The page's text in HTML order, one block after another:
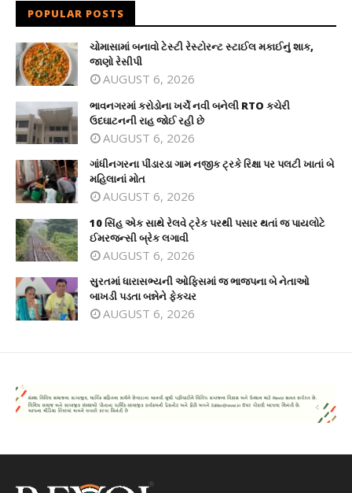
POPULAR POSTS
ચોમાસામાં બનાવો ટેસ્ટી રેસ્ટોરન્ટ સ્ટાઈલ મકાઈનું શાક,
જાણો રેસીપી
AUGUST 6, 2026
ભાવનગરમાં કરોડોના ખર્ચે નવી બનેલી RTO કચેરી
ઉદઘાટનની રાહ જોઈ રહી છે
AUGUST 6, 2026
ગાંધીનગરના પીંડારડા ગામ નજીક ટ્રકે રિક્ષા પર પલટી ખાતાં બે
મહિલાનાં મોત
AUGUST 6, 2026
10 સિંહ એક સાથે રેલવે ટ્રેક પરથી પસાર થતાં જ પાયલોટે
ઈમરજન્સી બ્રેક લગાવી
AUGUST 6, 2026
સુરતમાં ધારાસભ્યની ઓફિસમાં જ ભાજપના બે નેતાઓ
બાખડી પડતા બન્નેને ફેકચર
AUGUST 6, 2026